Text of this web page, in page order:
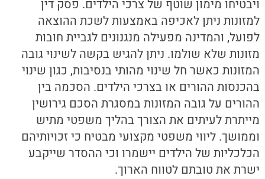
ויבטיחו מימון שוטף של צרכי הילדים. פסק דין
למזונות ניתן לאכיפה באמצעות לשכת ההוצאה
לפועל, והמדינה מפעילה מנגנונים לגביית חובות
מזונות שלא שולמו. ניתן להגיש בקשה לשינוי גובה
המזונות כאשר חל שינוי מהותי בנסיבות, כגון שינוי
בהכנסות ההורים או בצרכי הילדים. הסכמה בין
ההורים על גובה המזונות במסגרת הסכם גירושין
מייתרת לעיתים את הצורך בהליך משפטי מתיש
וממושך. ליווי משפטי מקצועי מבטיח כי זכויותיהם
הכלכליות של הילדים יישמרו וכי ההסדר שייקבע
ישרת את טובתם לטווח הארוך.